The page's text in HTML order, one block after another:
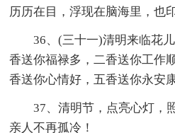
历历在目，浮现在脑海里，也
36、(三十一)清明来临花
香送你福禄多，二香送你工作
香送你心情好，五香送你永安
37、清明节，点亮心灯，
亲人不再孤冷！